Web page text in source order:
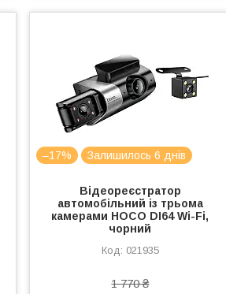
–17% Залишилось 6 днів
Відеореєстратор
автомобільний із трьома
камерами HOCO DI64 Wi-Fi,
чорний
021935
1 770 ₴